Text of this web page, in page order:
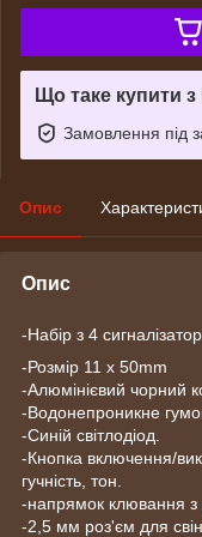
Що таке купити
Замовлення під
Опис
Опис
-Набір з 4
-Розмір 11 x 50mm
-Алюмінієвий чорний
-Водонепроникне
-Синій світлодіод.
-Кнопка включення/
гучність, тон.
-напрямок клювання з
-2,5 мм роз'єм для